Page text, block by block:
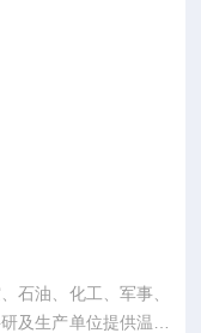
石油、化工、军事、
及生产单位提供温湿